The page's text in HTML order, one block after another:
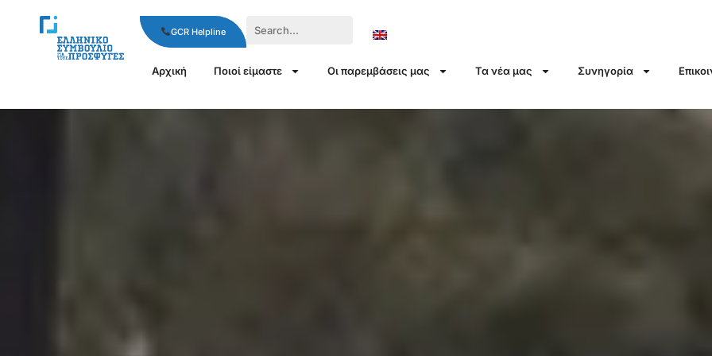
GCR Helpline
Αρχική Ποιοί είμαστε Οι παρεμβάσεις μας Τα νέα μας Συνηγορία